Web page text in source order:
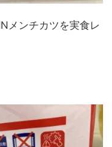
メンチカツを実食レ